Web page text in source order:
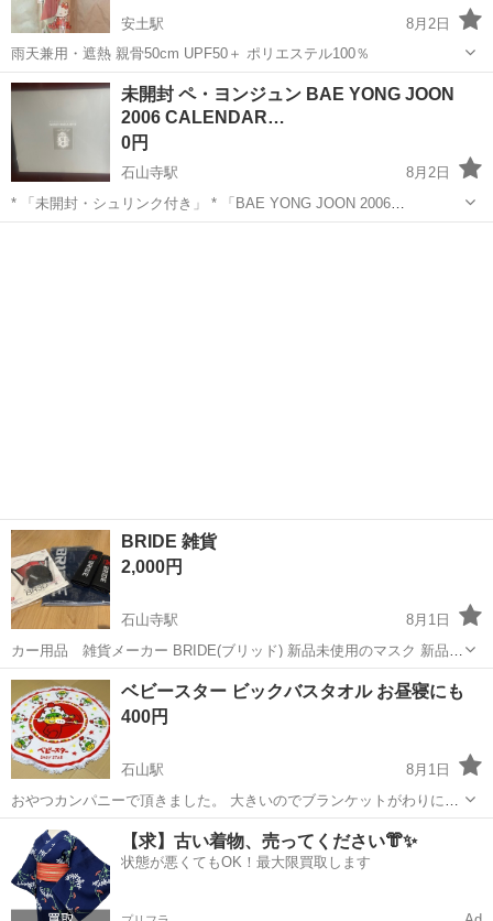
安土駅
8月2日
雨天兼用・遮熱 親骨50cm UPF50＋ ポリエステル100％
滋賀 近江八幡市
未開封 ペ・ヨンジュン BAE YONG JOON
2006 CALENDAR…
0円
石山寺駅
8月2日
* 「未開封・シュリンク付き」 * 「BAE YONG JOON 2006
CALENDAR」 * 「PHOTOBOOK付き」 * 「Made in Korea」 下記ま
BRIDE 雑貨
2,000円
石山寺駅
8月1日
カー用品 雑貨メーカー BRIDE(ブリッド) 新品未使用のマスク 新品未
使用のタオル 中古シートベルトパット ご質問下さい。
滋賀 大津市 石山寺駅 ノベルティグッズ BRIDE
ベビースター ビックバスタオル お昼寝にも
400円
石山駅
8月1日
おやつカンパニーで頂きました。 大きいのでブランケットがわりにし
たり お昼寝マットのかわりにもなると思います。
滋賀 石山駅 ノベルティグッズ バスタオル
【求】古い着物、売ってください👘✨
状態が悪くてもOK！最大限買取します